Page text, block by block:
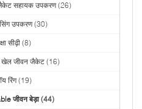
सहायक उपकरण (26)
उपकरण (30)
सीढ़ी (8)
खेल जीवन जैकेट (16)
रिंग (19)
जीवन बेड़ा (44)